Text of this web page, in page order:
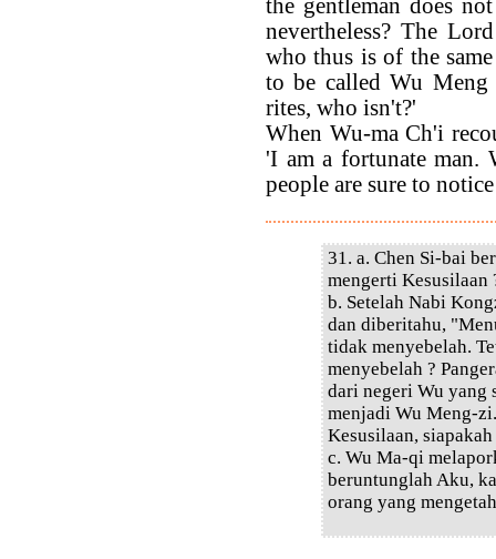
the gentleman does
nevertheless? The
who thus is of the
to be called Wu
rites, who isn't?'
When Wu-ma Ch'i
'I am a fortunate man.
people are sure to
31. a. Chen Si-bai
mengerti
b. Setelah Nabi
dan diberitahu,
tidak menyebelah.
menyebelah ?
dari negeri Wu yang
menjadi Wu Meng-
Kesusilaan,
c. Wu Ma-qi
beruntunglah Aku,
orang yang